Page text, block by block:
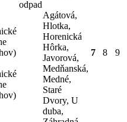
odpad
Agátová,
Hlotka,
Horenická
Hôrka,
Javorová,
Medňanská,
Medné,
Staré
Dvory, U
duba,
7 8 9